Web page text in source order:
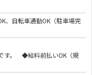
自転車通勤OK（駐車場完
す。 ◆給料前払いOK（規